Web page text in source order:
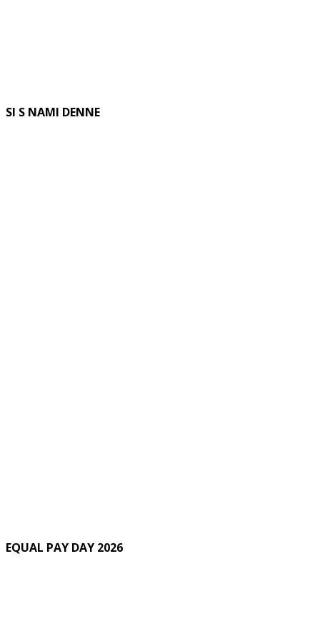
SI S NAMI DENNE
EQUAL PAY DAY 2026